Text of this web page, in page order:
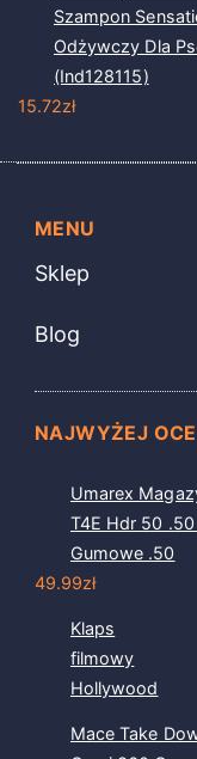
Szampon
Odżywczy Dla
(Ind128115)
15.72zł
MENU
Sklep
Blog
NAJWYŻEJ
Umarex
T4E Hdr 50 .50
Gumowe .50
49.99zł
Klaps
filmowy
Hollywood
Mace Take